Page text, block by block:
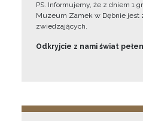
PS. Informujemy, że z dniem 1
Muzeum Zamek w Dębnie jest
zwiedzających.
Odkryjcie z nami świat